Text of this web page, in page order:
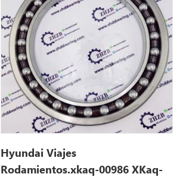
Hyundai Viajes
Rodamientos.xkaq-00986 XKaq-